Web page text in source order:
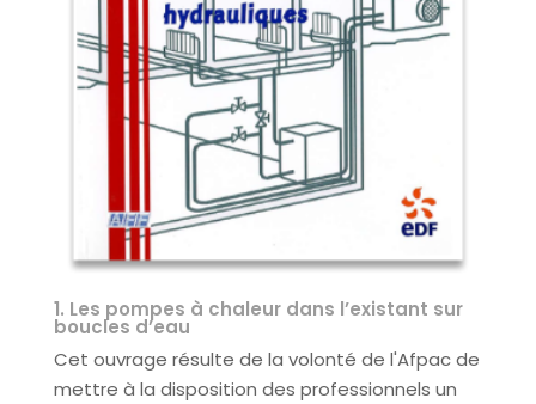
1. Les pompes à chaleur dans l’existant sur
boucles d’eau
Cet ouvrage résulte de la volonté de l'Afpac de
mettre à la disposition des professionnels un